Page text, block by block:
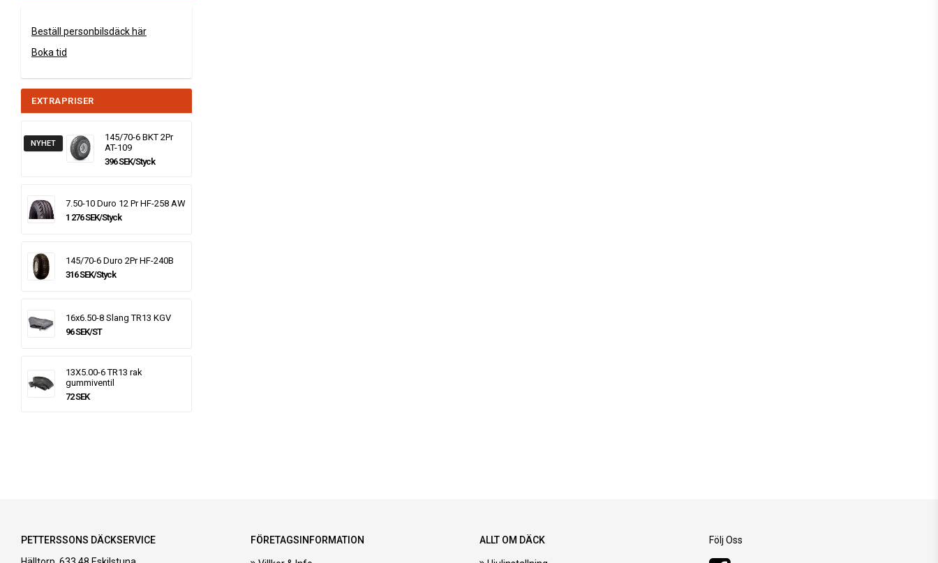
Beställ personbilsdäck här
Boka tid
EXTRAPRISER
NYHET
145/70-6 BKT 2Pr
AT-109
396 SEK/Styck
7.50-10 Duro 12 Pr HF-258 AW
1 276 SEK/Styck
145/70-6 Duro 2Pr HF-240B
316 SEK/Styck
16x6.50-8 Slang TR13 KGV
96 SEK/ST
13X5.00-6 TR13 rak
gummiventil
72 SEK
PETTERSSONS DÄCKSERVICE
FÖRETAGSINFORMATION ALLT OM DÄCK Följ Oss